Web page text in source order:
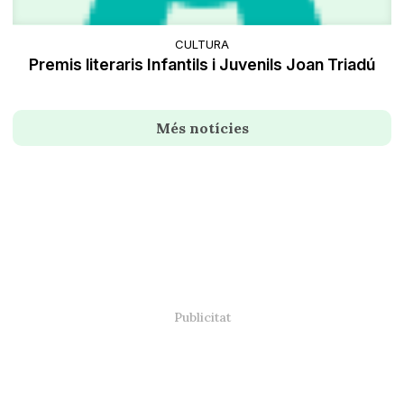
CULTURA
Premis literaris Infantils i Juvenils Joan Triadú
Més notícies